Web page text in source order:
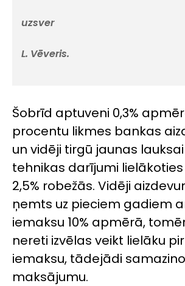
uzsver
L. Vēveris.
Šobrīd aptuveni 0,3%
procentu likmes bankas
un vidēji tirgū jaunas
tehnikas darījumi
2,5% robežās. Vidēji
ņemts uz pieciem gadiem
iemaksu 10% apmērā,
nereti izvēlas veikt lielāku
iemaksu, tādejādi
maksājumu.